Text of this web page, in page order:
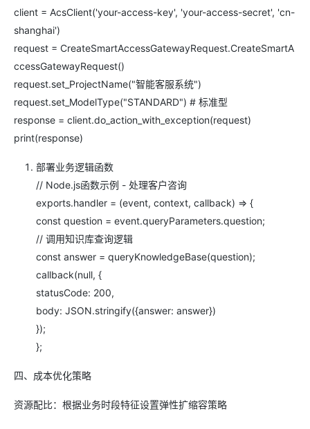
client = AcsClient('your-access-key', 'your-access-secret', 'cn-
shanghai')
request = CreateSmartAccessGatewayRequest.CreateSmartA
ccessGatewayRequest()
request.set_ProjectName("智能客服系统")
request.set_ModelType("STANDARD") # 标准型
response = client.do_action_with_exception(request)
print(response)
部署业务逻辑函数
// Node.js函数示例 - 处理客户咨询
exports.handler = (event, context, callback) => {
const question = event.queryParameters.question;
// 调用知识库查询逻辑
const answer = queryKnowledgeBase(question);
callback(null, {
statusCode: 200,
body: JSON.stringify({answer: answer})
});
};
四、成本优化策略
资源配比：根据业务时段特征设置弹性扩缩容策略